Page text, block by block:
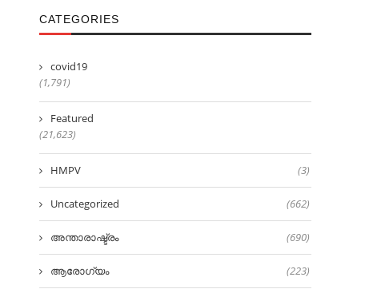
CATEGORIES
covid19
(1,791)
Featured
(21,623)
HMPV (3)
Uncategorized (662)
അന്താരാഷ്ട്രം (690)
ആരോഗ്യം (223)